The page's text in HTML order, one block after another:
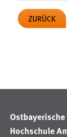
ZURÜCK
Hochschule
Zweck:
Login